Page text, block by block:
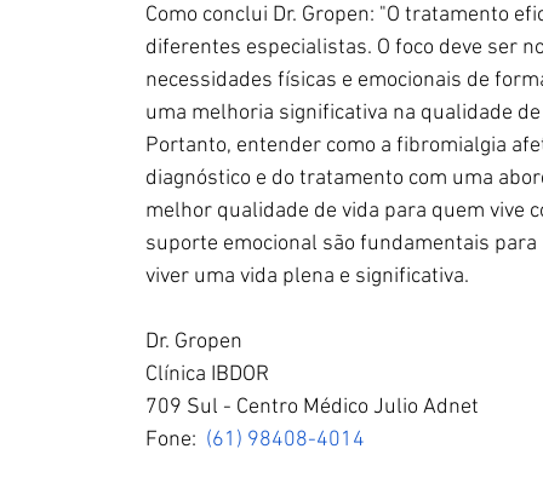
Como conclui Dr. Gropen: "O tratamento
diferentes especialistas. O foco deve ser
necessidades físicas e emocionais de
uma melhoria significativa na qualidade
Portanto, entender como a fibromialgia
diagnóstico e do tratamento com uma
melhor qualidade de vida para quem vive
suporte emocional são fundamentais
viver uma vida plena e significativa.
Dr. Gropen
Clínica IBDOR
709 Sul - Centro Médico Julio Adnet
Fone: (61) 98408-4014